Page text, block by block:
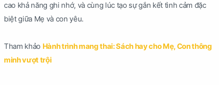
cao khả năng ghi nhớ, và cùng lúc tạo sự gắn kết tình cảm đặc
biệt giữa Mẹ và con yêu.
Tham khảo Hành trình mang thai: Sách hay cho Mẹ, Con thông
minh vượt trội